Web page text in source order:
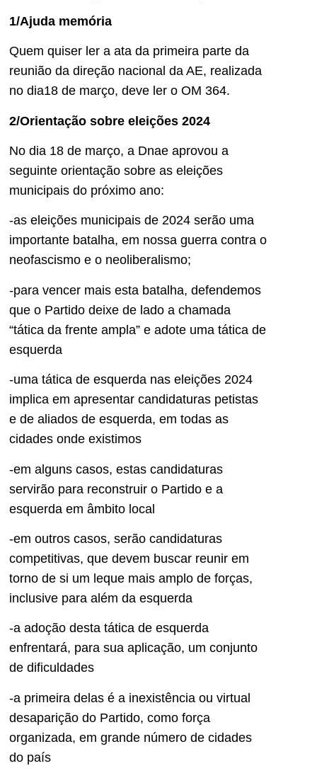
1/Ajuda memória
Quem quiser ler a ata da primeira parte da
reunião da direção nacional da AE, realizada
no dia18 de março, deve ler o OM 364.
2/Orientação sobre eleições 2024
No dia 18 de março, a Dnae aprovou a
seguinte orientação sobre as eleições
municipais do próximo ano:
-as eleições municipais de 2024 serão uma
importante batalha, em nossa guerra contra o
neofascismo e o neoliberalismo;
-para vencer mais esta batalha, defendemos
que o Partido deixe de lado a chamada
“tática da frente ampla” e adote uma tática de
esquerda
-uma tática de esquerda nas eleições 2024
implica em apresentar candidaturas petistas
e de aliados de esquerda, em todas as
cidades onde existimos
-em alguns casos, estas candidaturas
servirão para reconstruir o Partido e a
esquerda em âmbito local
-em outros casos, serão candidaturas
competitivas, que devem buscar reunir em
torno de si um leque mais amplo de forças,
inclusive para além da esquerda
-a adoção desta tática de esquerda
enfrentará, para sua aplicação, um conjunto
de dificuldades
-a primeira delas é a inexistência ou virtual
desaparição do Partido, como força
organizada, em grande número de cidades
do país